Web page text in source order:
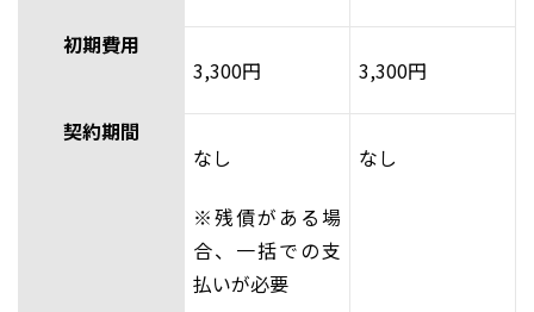
初期費用
3,300円
3,300円
契約期間
なし
※残債がある場
合、一括での支
払いが必要
なし